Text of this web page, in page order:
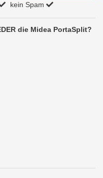
kein Spam
die Midea PortaSplit?